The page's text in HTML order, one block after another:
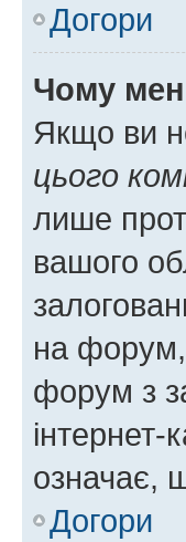
Догори
Чому
Якщо ви
цього
лише
вашого
на форум,
форум з
інтернет-
означає,
Догори